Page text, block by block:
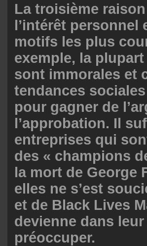
La troisième
l’intérêt personnel
motifs les plus
exemple, la
sont immorales et
tendances
pour gagner de
l’approbation. Il
entreprises qui
des « champions
la mort de George
elles ne s’est
et de Black Lives
devienne dans leur
préoccuper.